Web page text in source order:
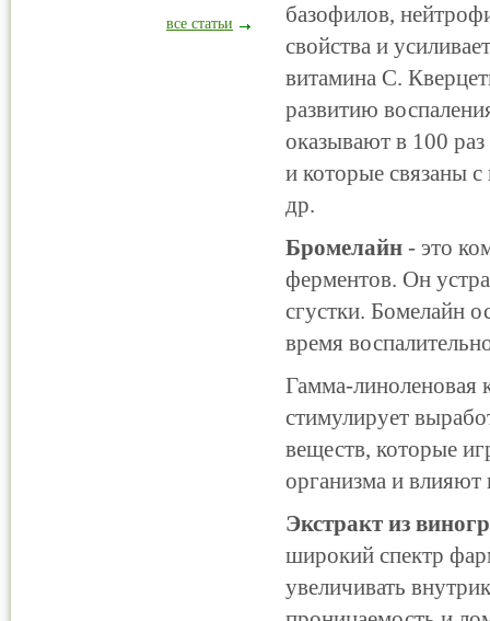
базофилов,
свойства и
витамина С.
развитию
оказывают в 100 раз
и которые связаны с
др.
Бромелайн - это
ферментов. Он
сгустки. Бомелайн
время
Гамма-линоленовая
стимулирует
веществ, которые
организма и влияют
Экстракт из
широкий спектр
увеличивать
все статьи